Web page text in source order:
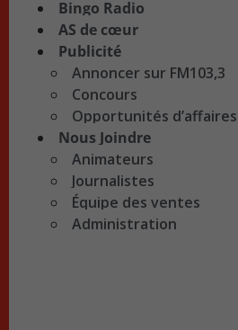
Bingo Radio
AS de cœur
Publicité
Annoncer sur FM103,3
Concours
Opportunités d’affaires
Nous Joindre
Animateurs
Journalistes
Équipe des ventes
Administration